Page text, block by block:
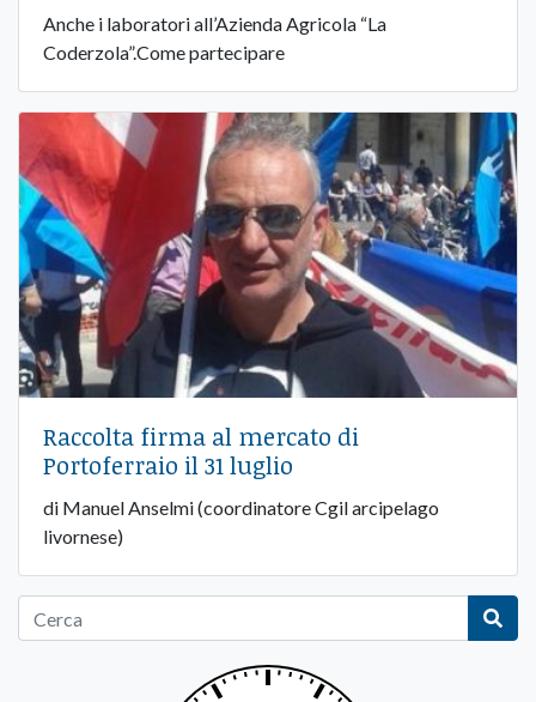
Anche i laboratori all’Azienda Agricola “La
Coderzola”.Come partecipare
Raccolta firma al mercato di
Portoferraio il 31 luglio
di Manuel Anselmi (coordinatore Cgil arcipelago
livornese)